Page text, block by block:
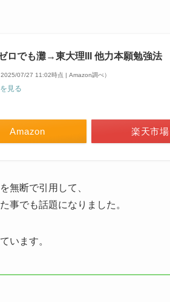
ロでも灘→東大理III 他力本願勉強法
2025/07/27 11:02時点 | Amazon調べ）
見る
Amazon 楽天市場
無断で引用して、
事でも話題になりました。
います。